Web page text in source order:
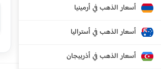
أسعار الذهب في أرمينيا
أسعار الذهب في أستراليا
أسعار الذهب في أذربيجان